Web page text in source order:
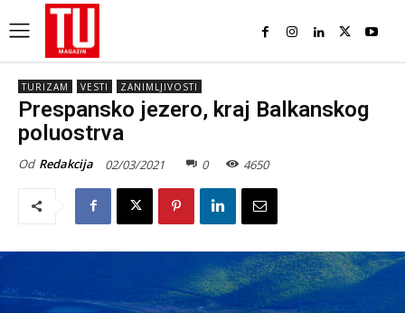
TURIZAM VESTI ZANIMLJIVOSTI
Prespansko jezero, kraj Balkanskog
poluostrva
Od Redakcija 02/03/2021 0 4650